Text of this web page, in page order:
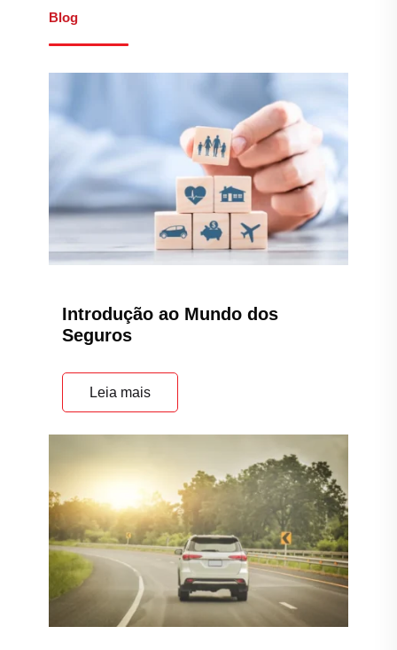
Blog
Introdução ao Mundo dos
Seguros
Leia mais